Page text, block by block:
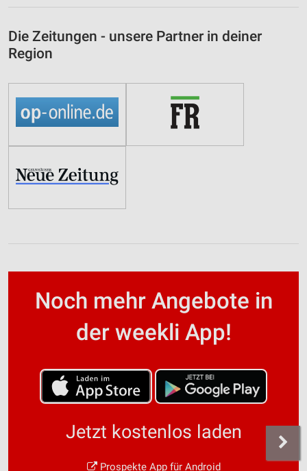
Die Zeitungen - unsere Partner in deiner
Region
Noch mehr Angebote in
der weekli App!
Jetzt kostenlos laden
Prospekte App für Android